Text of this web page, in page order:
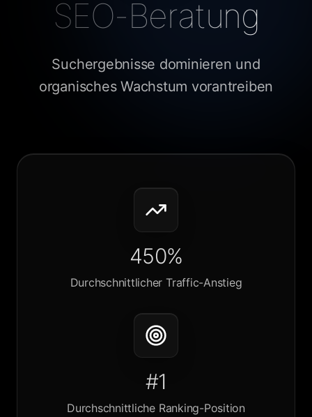
SEO-Beratung
Suchergebnisse dominieren und
organisches Wachstum vorantreiben
450%
Durchschnittlicher Traffic-Anstieg
#1
Durchschnittliche Ranking-Position